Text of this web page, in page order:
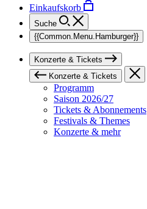
Einkaufskorb
Suche
{{Common.Menu.Hamburger}}
Konzerte & Tickets
Konzerte & Tickets
Programm
Saison 2026/27
Tickets & Abonnements
Festivals & Themes
Konzerte & mehr